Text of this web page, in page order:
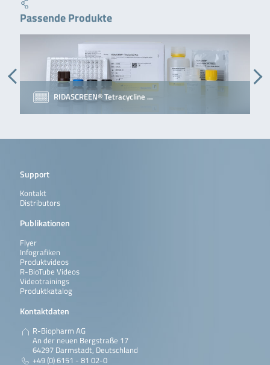
Passende Produkte
RIDASCREEN® Tetracycline …
Support
Kontakt
Distributors
Publikationen
Flyer
Infografiken
Produktvideos
R-BioTube Videos
Videotrainings
Produktkatalog
Kontaktdaten
R-Biopharm AG
An der neuen Bergstraße 17
64297 Darmstadt, Deutschland
+49 (0) 6151 - 81 02-0